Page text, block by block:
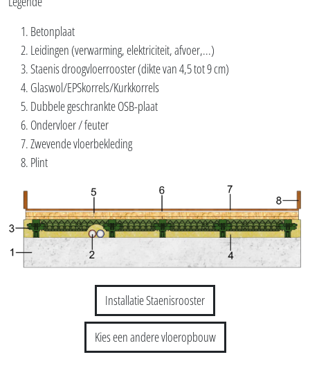
Niet dragende droge vulmiddelen tekst handleiding
Droge vloerverwarmingssystemen
Veel gestelde vragen
Blogs over droogvloeren
Bekijk deze vloeropbouw in werkelijkheid via Sack Zelfbouw
Legende
Betonplaat
Staenis droogvloerrooster (dikte van 4,5 tot 9 cm)
Glaswol/EPSkorrels/Kurkkorrels
Dubbele geschrankte OSB-plaat
Ondervloer / feuter